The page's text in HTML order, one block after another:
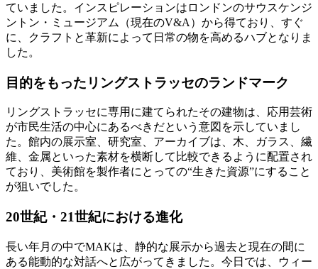
ていました。インスピレーションはロンドンのサウスケンジ
ントン・ミュージアム（現在のV&A）から得ており、すぐ
に、クラフトと革新によって日常の物を高めるハブとなりま
した。
目的をもったリングストラッセのランドマーク
リングストラッセに専用に建てられたその建物は、応用芸術
が市民生活の中心にあるべきだという意図を示していまし
た。館内の展示室、研究室、アーカイブは、木、ガラス、繊
維、金属といった素材を横断して比較できるように配置され
ており、美術館を製作者にとっての“生きた資源”にすること
が狙いでした。
20世紀・21世紀における進化
長い年月の中でMAKは、静的な展示から過去と現在の間に
ある能動的な対話へと広がってきました。今日では、ウィー